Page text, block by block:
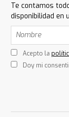
Te contamos
disponibilidad en
Acepto la
Doy mi